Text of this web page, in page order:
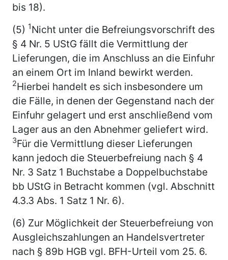
bis 18).
(5) 1Nicht unter die Befreiungsvorschrift des
§ 4 Nr. 5 UStG fällt die Vermittlung der
Lieferungen, die im Anschluss an die Einfuhr
an einem Ort im Inland bewirkt werden.
2Hierbei handelt es sich insbesondere um
die Fälle, in denen der Gegenstand nach der
Einfuhr gelagert und erst anschließend vom
Lager aus an den Abnehmer geliefert wird.
3Für die Vermittlung dieser Lieferungen
kann jedoch die Steuerbefreiung nach § 4
Nr. 3 Satz 1 Buchstabe a Doppelbuchstabe
bb UStG in Betracht kommen (vgl. Abschnitt
4.3.3 Abs. 1 Satz 1 Nr. 6).
(6) Zur Möglichkeit der Steuerbefreiung von
Ausgleichszahlungen an Handelsvertreter
nach § 89b HGB vgl. BFH-Urteil vom 25. 6.